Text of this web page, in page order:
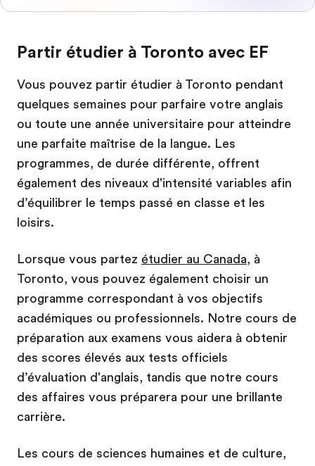
Partir étudier à Toronto avec EF
Vous pouvez partir étudier à Toronto pendant
quelques semaines pour parfaire votre anglais
ou toute une année universitaire pour atteindre
une parfaite maîtrise de la langue. Les
programmes, de durée différente, offrent
également des niveaux d'intensité variables afin
d’équilibrer le temps passé en classe et les
loisirs.
Lorsque vous partez étudier au Canada, à
Toronto, vous pouvez également choisir un
programme correspondant à vos objectifs
académiques ou professionnels. Notre cours de
préparation aux examens vous aidera à obtenir
des scores élevés aux tests officiels
d’évaluation d'anglais, tandis que notre cours
des affaires vous préparera pour une brillante
carrière.
Les cours de sciences humaines et de culture,